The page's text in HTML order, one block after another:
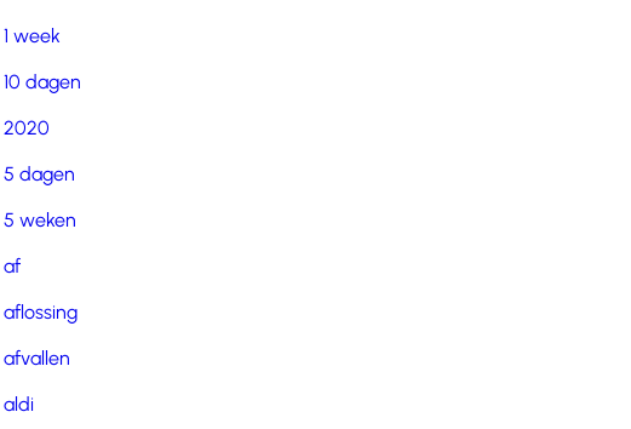
1 week
10 dagen
2020
5 dagen
5 weken
af
aflossing
afvallen
aldi